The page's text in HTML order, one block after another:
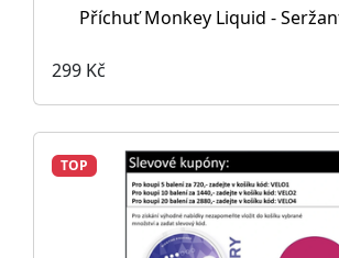
Příchuť Monkey Liquid -
299 Kč
TOP